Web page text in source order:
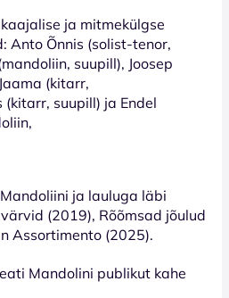
ja mitmekülgse
Anto Õnnis (solist-tenor,
suupill), Joosep
(kitarr,
(kitarr, suupill) ja Endel
ja lauluga läbi
(2019), Rõõmsad jõulud
Assortimento (2025).
Mandolini publikut kahe